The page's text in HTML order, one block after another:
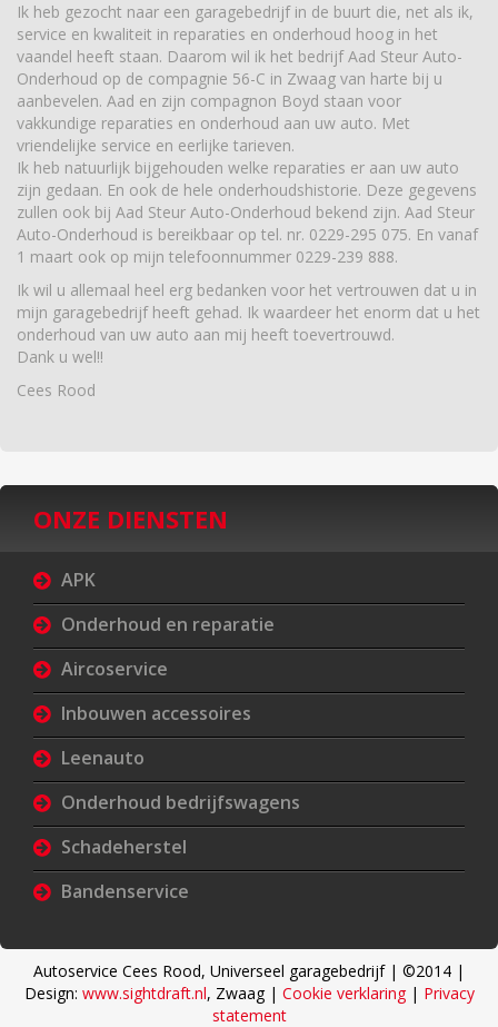
Ik heb gezocht naar een garagebedrijf in de buurt die, net als ik,
service en kwaliteit in reparaties en onderhoud hoog in het
vaandel heeft staan. Daarom wil ik het bedrijf Aad Steur Auto-
Onderhoud op de compagnie 56-C in Zwaag van harte bij u
aanbevelen. Aad en zijn compagnon Boyd staan voor
vakkundige reparaties en onderhoud aan uw auto. Met
vriendelijke service en eerlijke tarieven.
Ik heb natuurlijk bijgehouden welke reparaties er aan uw auto
zijn gedaan. En ook de hele onderhoudshistorie. Deze gegevens
zullen ook bij Aad Steur Auto-Onderhoud bekend zijn. Aad Steur
Auto-Onderhoud is bereikbaar op tel. nr. 0229-295 075. En vanaf
1 maart ook op mijn telefoonnummer 0229-239 888.
Ik wil u allemaal heel erg bedanken voor het vertrouwen dat u in
mijn garagebedrijf heeft gehad. Ik waardeer het enorm dat u het
onderhoud van uw auto aan mij heeft toevertrouwd.
Dank u wel!!
Cees Rood
ONZE DIENSTEN
APK
Onderhoud en reparatie
Aircoservice
Inbouwen accessoires
Leenauto
Onderhoud bedrijfswagens
Schadeherstel
Bandenservice
Autoservice Cees Rood, Universeel garagebedrijf| ©2014 |
Design: www.sightdraft.nl, Zwaag | Cookie verklaring| Privacy
statement